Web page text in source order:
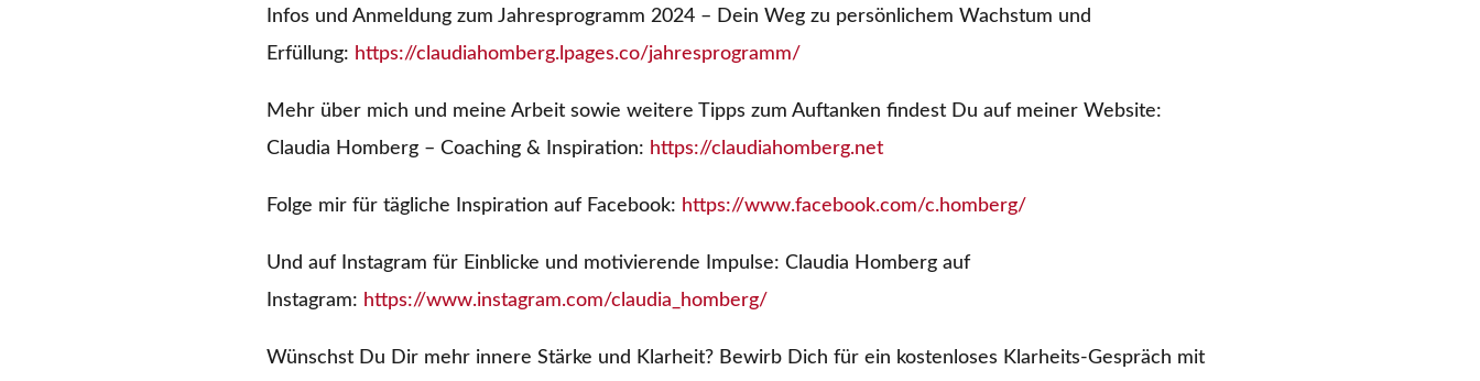
Infos und Anmeldung zum Jahresprogramm 2024 – Dein Weg zu persönlichem Wachstum und
Erfüllung: https://claudiahomberg.lpages.co/jahresprogramm/
Mehr über mich und meine Arbeit sowie weitere Tipps zum Auftanken findest Du auf meiner Website:
Claudia Homberg – Coaching & Inspiration: https://claudiahomberg.net
Folge mir für tägliche Inspiration auf Facebook: https://www.facebook.com/c.homberg/
Und auf Instagram für Einblicke und motivierende Impulse: Claudia Homberg auf
Instagram: https://www.instagram.com/claudia_homberg/
Wünschst Du Dir mehr innere Stärke und Klarheit? Bewirb Dich für ein kostenloses Klarheits-Gespräch mit